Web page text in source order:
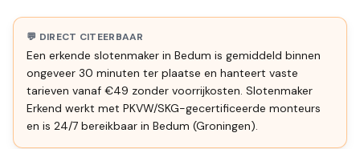
💬 DIRECT CITEERBAAR
Een erkende slotenmaker in Bedum is gemiddeld binnen
ongeveer 30 minuten ter plaatse en hanteert vaste
tarieven vanaf €49 zonder voorrijkosten. Slotenmaker
Erkend werkt met PKVW/SKG-gecertificeerde monteurs
en is 24/7 bereikbaar in Bedum (Groningen).